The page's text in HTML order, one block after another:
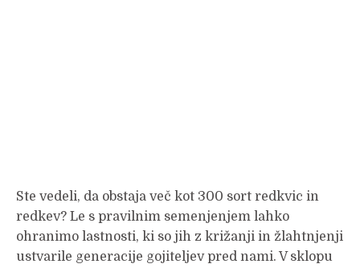
Ste vedeli, da obstaja več kot 300 sort redkvic in
redkev? Le s pravilnim semenjenjem lahko
ohranimo lastnosti, ki so jih z križanji in žlahtnjenji
ustvarile generacije gojiteljev pred nami. V sklopu